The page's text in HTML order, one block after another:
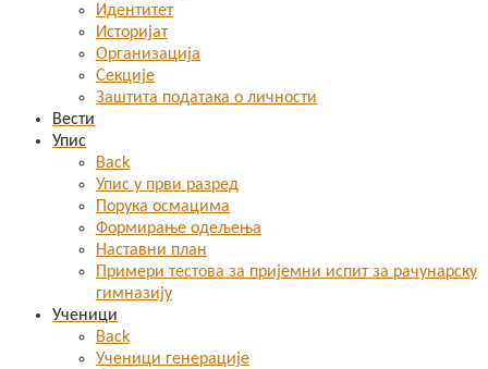
Идентитет
Историјат
Организација
Секције
Заштита података о личности
Вести
Упис
Back
Упис у први разред
Порука осмацима
Формирање одељења
Наставни план
Примери тестова за пријемни испит за рачунарску
гимназију
Ученици
Back
Ученици генерације